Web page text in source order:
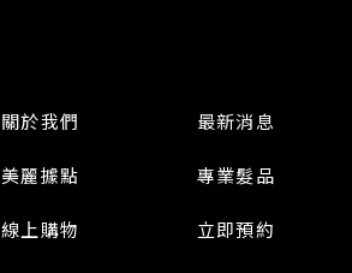
關於我們 最新消息
美麗據點 專業髮品
線上購物 立即預約